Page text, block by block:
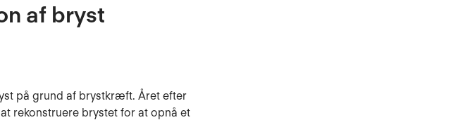
af bryst
på grund af brystkræft. Året efter
rekonstruere brystet for at opnå et